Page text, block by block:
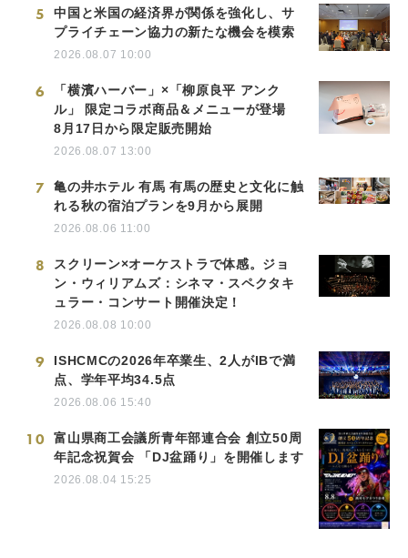
5
中国と米国の経済界が関係を強化し、サ
プライチェーン協力の新たな機会を模索
2026.08.07 10:00
6
「横濱ハーバー」×「柳原良平 アンク
ル」 限定コラボ商品＆メニューが登場
8月17日から限定販売開始
2026.08.07 13:00
7
亀の井ホテル 有馬 有馬の歴史と文化に触
れる秋の宿泊プランを9月から展開
2026.08.06 11:00
8
スクリーン×オーケストラで体感。ジョ
ン・ウィリアムズ：シネマ・スペクタキ
ュラー・コンサート開催決定！
2026.08.08 10:00
9
ISHCMCの2026年卒業生、2人がIBで満
点、学年平均34.5点
2026.08.06 15:40
10
富山県商工会議所青年部連合会 創立50周
年記念祝賀会 「DJ盆踊り」を開催します
2026.08.04 15:25